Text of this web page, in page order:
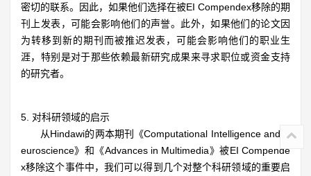
密切的联系。因此，如果他们选择在被EI Compendex移除的期
刊上发表，可能会影响他们的声誉。此外，如果他们的论文因
为转移到新的期刊而被推迟发表，可能会影响他们的职业生
涯，特别是对于那些依赖最新研究成果来寻求职位或资金支持
的研究者。
5. 对科研领域的启示
从Hindawi的两本期刊《Computational Intelligence and N
euroscience》和《Advances in Multimedia》被EI Compende
x移除这个事件中，我们可以得到几个对整个科研领域的重要启